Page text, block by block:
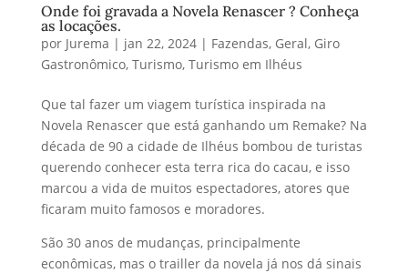
Onde foi gravada a Novela Renascer ? Conheça
as locações.
por Jurema | jan 22, 2024| Fazendas, Geral, Giro
Gastronômico, Turismo, Turismo em Ilhéus
Que tal fazer um viagem turística inspirada na
Novela Renascer que está ganhando um Remake? Na
década de 90 a cidade de Ilhéus bombou de turistas
querendo conhecer esta terra rica do cacau, e isso
marcou a vida de muitos espectadores, atores que
ficaram muito famosos e moradores.
São 30 anos de mudanças, principalmente
econômicas, mas o trailler da novela já nos dá sinais